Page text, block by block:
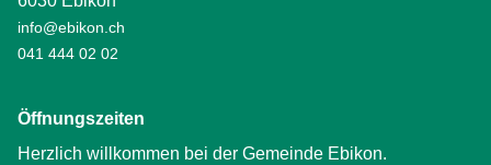
info@ebikon.ch
041 444 02 02
Öffnungszeiten
Herzlich willkommen bei der Gemeinde Ebikon.